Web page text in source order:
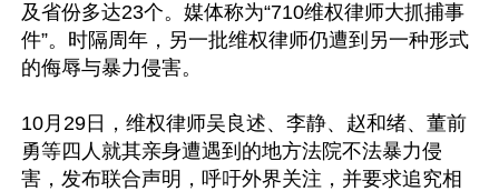
及省份多达23个。媒体称为“710维权律师大抓捕事
件”。时隔周年，另一批维权律师仍遭到另一种形式
的侮辱与暴力侵害。
10月29日，维权律师吴良述、李静、赵和绪、董前
勇等四人就其亲身遭遇到的地方法院不法暴力侵
害，发布联合声明，呼吁外界关注，并要求追究相